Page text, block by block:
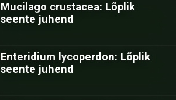
Mucilago crustacea: Lõplik
seente juhend
Enteridium lycoperdon: Lõplik
seente juhend